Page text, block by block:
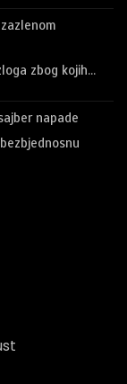
zbog kojih…
napade